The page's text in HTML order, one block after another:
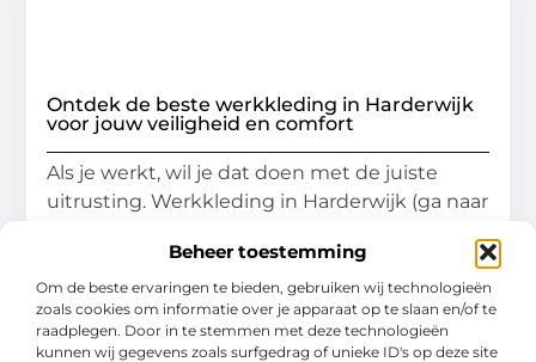
Beheer toestemming
Om de beste ervaringen te bieden, gebruiken wij technologieën
zoals cookies om informatie over je apparaat op te slaan en/of te
raadplegen. Door in te stemmen met deze technologieën
kunnen wij gegevens zoals surfgedrag of unieke ID's op deze site
Ontdek de beste werkkleding in Harderwijk
voor jouw veiligheid en comfort
Als je werkt, wil je dat doen met de juiste
uitrusting. Werkkleding in Harderwijk (ga naar
Winkelen